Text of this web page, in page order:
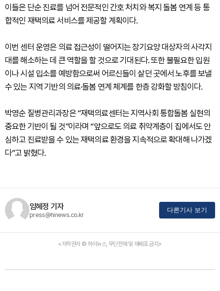
이들은 단순 진료를 넘어 전문적인 간호 처치와 복지 돌봄 연계 등 통
합적인 재택의료 서비스를 제공할 계획이다.
이번 센터 운영은 의료 접근성이 떨어지는 장기요양 대상자의 사각지
대를 해소하는 데 큰 역할을 할 것으로 기대된다. 또한 불필요한 입원
이나 시설 입소를 예방함으로써 어르신들이 살던 곳에서 노후를 보낼
수 있는 지역 기반의 의료·돌봄 연계 체계를 한층 강화할 방침이다.
박영순 질병관리과장은 “재택의료센터는 지역사회 통합돌봄 실현의
중요한 기반이 될 것”이라며 “앞으로도 의료 취약계층이 집에서도 안
심하고 진료받을 수 있는 재택의료 환경을 지속적으로 확대해 나가겠
다”고 밝혔다.
임혜정 기자
press@hinews.co.kr
다른기사 보기
<저작권자 © 하이뉴스, 무단전재 및 재배포 금지>